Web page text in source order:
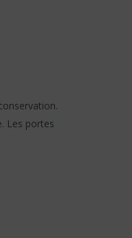
Les portes